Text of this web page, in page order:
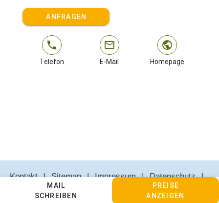
MAIL
SCHREIBEN
PREISE
ANZEIGEN
ANFRAGEN
Telefon E-Mail Homepage
Kontakt Sitemap Impressum
Datenschutz
AGBs
Cookie Einstellungen anpassen